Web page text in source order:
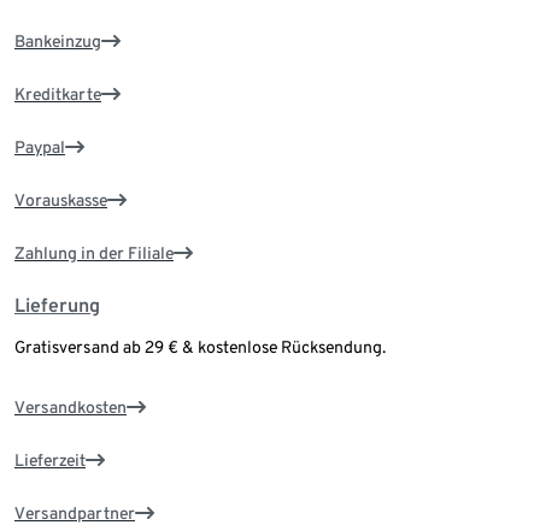
Bankeinzug
Kreditkarte
Paypal
Vorauskasse
Zahlung in der Filiale
Lieferung
Gratisversand ab 29 € & kostenlose Rücksendung.
Versandkosten
Lieferzeit
Versandpartner